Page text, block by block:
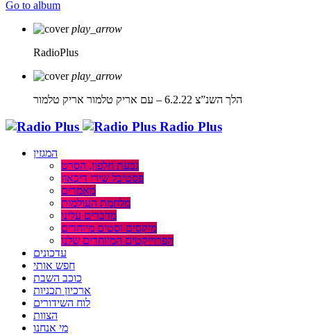
Go to album
play_arrow
RadioPlus
play_arrow
הלך השנ”צ 6.2.22 – עם אריק טלמור
אריק טלמור
Radio Plus
המגזין
גבעת חלפון, הסרט
פסטיבל שירי דיכאון
מאמרים
מלחמת העולמות
מדברים עלינו
מיקסים וסטים מיוחדים
הפרוייקטים המיוחדים שלנו
עדכונים
חפש אותי
כוכב השבת
ארכיון תכניות
לוח השידורים
הצוות
מי אנחנו